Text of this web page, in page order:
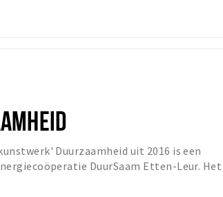
Duurzaamheid uit 2016 is een
DuurSaam Etten-Leur. Het